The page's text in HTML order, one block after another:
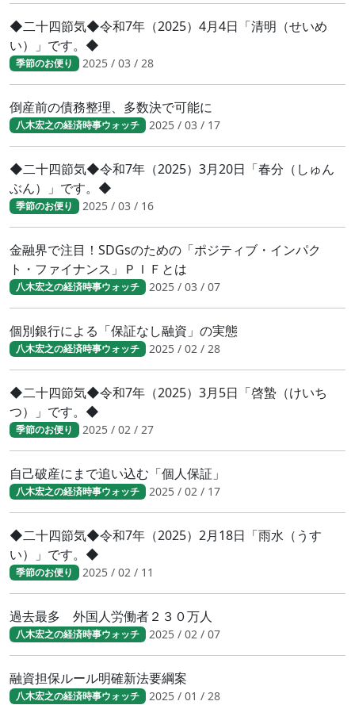
◆二十四節気◆令和7年（2025）4月4日「清明（せいめ
い）」です。◆
季節のお便り 2025 / 03 / 28
倒産前の債務整理、多数決で可能に
八木宏之の経済時事ウォッチ 2025 / 03 / 17
◆二十四節気◆令和7年（2025）3月20日「春分（しゅん
ぶん）」です。◆
季節のお便り 2025 / 03 / 16
金融界で注目！SDGsのための「ポジティブ・インパク
ト・ファイナンス」ＰＩＦとは
八木宏之の経済時事ウォッチ 2025 / 03 / 07
個別銀行による「保証なし融資」の実態
八木宏之の経済時事ウォッチ 2025 / 02 / 28
◆二十四節気◆令和7年（2025）3月5日「啓蟄（けいち
つ）」です。◆
季節のお便り 2025 / 02 / 27
自己破産にまで追い込む「個人保証」
八木宏之の経済時事ウォッチ 2025 / 02 / 17
◆二十四節気◆令和7年（2025）2月18日「雨水（うす
い）」です。◆
季節のお便り 2025 / 02 / 11
過去最多 外国人労働者２３０万人
八木宏之の経済時事ウォッチ 2025 / 02 / 07
融資担保ルール明確新法要綱案
八木宏之の経済時事ウォッチ 2025 / 01 / 28